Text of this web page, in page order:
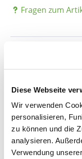
Diese Webseite
Wir verwenden
personalisieren,
zu können und die
analysieren.
Verwendung
Fragen zum
Details
Bewertungen